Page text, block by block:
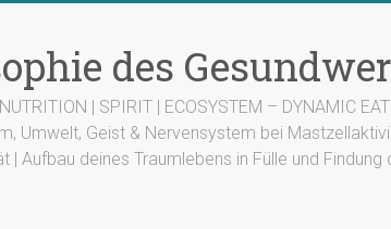
des
| SPIRIT | ECOSYSTEM – DYNAMIC
Umwelt, Geist & Nervensystem bei
| Aufbau deines Traumlebens in Fülle und